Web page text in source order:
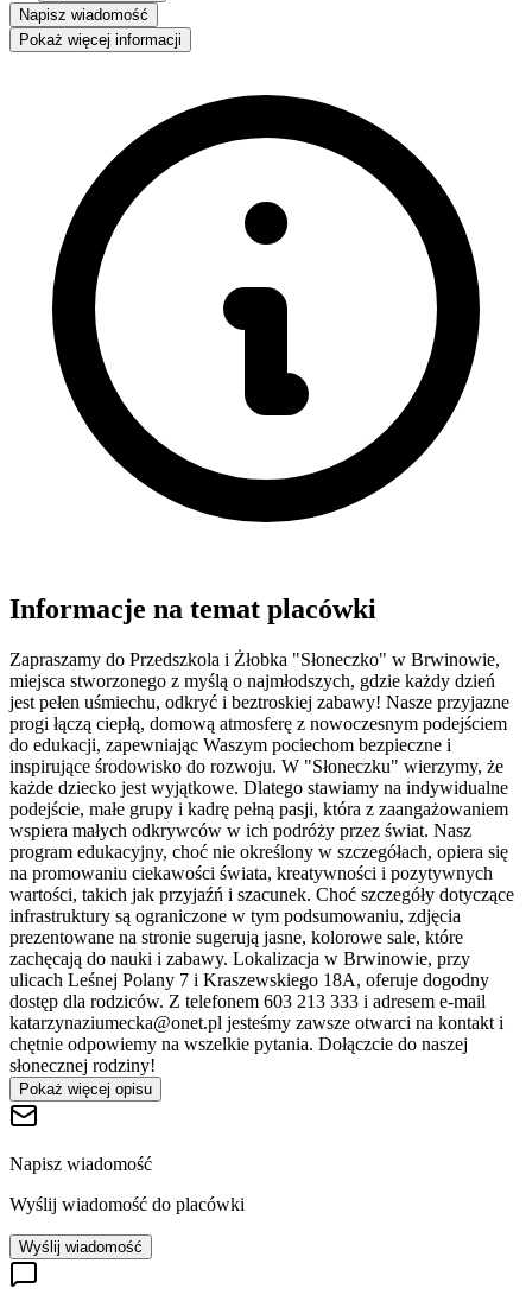
Napisz wiadomość
Pokaż więcej informacji
Informacje na temat placówki
Zapraszamy do Przedszkola i Żłobka "Słoneczko" w Brwinowie,
miejsca stworzonego z myślą o najmłodszych, gdzie każdy dzień
jest pełen uśmiechu, odkryć i beztroskiej zabawy! Nasze przyjazne
progi łączą ciepłą, domową atmosferę z nowoczesnym podejściem
do edukacji, zapewniając Waszym pociechom bezpieczne i
inspirujące środowisko do rozwoju. W "Słoneczku" wierzymy, że
każde dziecko jest wyjątkowe. Dlatego stawiamy na indywidualne
podejście, małe grupy i kadrę pełną pasji, która z zaangażowaniem
wspiera małych odkrywców w ich podróży przez świat. Nasz
program edukacyjny, choć nie określony w szczegółach, opiera się
na promowaniu ciekawości świata, kreatywności i pozytywnych
wartości, takich jak przyjaźń i szacunek. Choć szczegóły dotyczące
infrastruktury są ograniczone w tym podsumowaniu, zdjęcia
prezentowane na stronie sugerują jasne, kolorowe sale, które
zachęcają do nauki i zabawy. Lokalizacja w Brwinowie, przy
ulicach Leśnej Polany 7 i Kraszewskiego 18A, oferuje dogodny
dostęp dla rodziców. Z telefonem 603 213 333 i adresem e-mail
katarzynaziumecka@onet.pl jesteśmy zawsze otwarci na kontakt i
chętnie odpowiemy na wszelkie pytania. Dołączcie do naszej
słonecznej rodziny!
Pokaż więcej opisu
Napisz wiadomość
Wyślij wiadomość do placówki
Wyślij wiadomość